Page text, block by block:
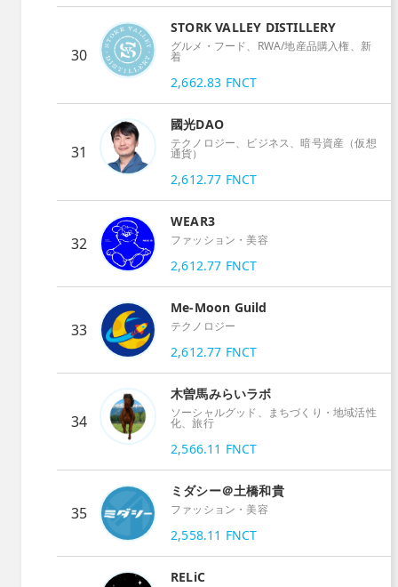
30
STORK VALLEY DISTILLERY
グルメ・フード、RWA/地産品購入権、新
着
2,662.83 FNCT
31
國光DAO
テクノロジー、ビジネス、暗号資産（仮想
通貨）
2,612.77 FNCT
32
WEAR3
ファッション・美容
2,612.77 FNCT
33
Me-Moon Guild
テクノロジー
2,612.77 FNCT
34
木曽馬みらいラボ
ソーシャルグッド、まちづくり・地域活性
化、旅行
2,566.11 FNCT
35
ミダシー＠土橋和貴
ファッション・美容
2,558.11 FNCT
RELiC